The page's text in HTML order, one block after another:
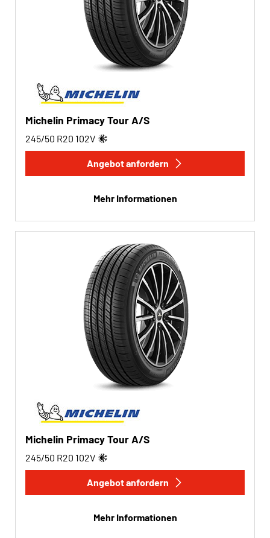
Michelin Primacy Tour A/S
245/50 R20 102V
Angebot anfordern
Mehr Informationen
Michelin Primacy Tour A/S
245/50 R20 102V
Angebot anfordern
Mehr Informationen